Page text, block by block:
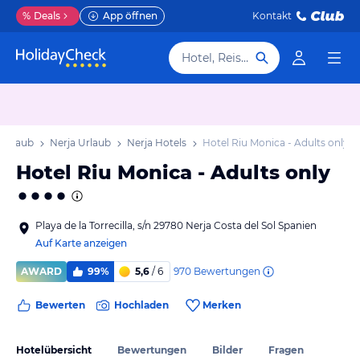
% Deals App öffnen Kontakt
Hotel, Reiseziel
Urlaub Nerja Urlaub Nerja Hotels Hotel Riu Monica - Adults only
Hotel Riu Monica - Adults only
Playa de la Torrecilla, s/n 29780 Nerja Costa del Sol Spanien
Auf Karte anzeigen
AWARD 99% 5,6 / 6 970 Bewertungen
Bewerten Hochladen Merken
Hotelübersicht Bewertungen Bilder Fragen